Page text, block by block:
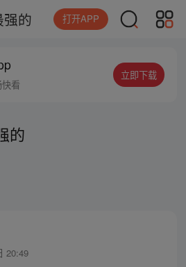
的 打开APP
看
立即下载
的
20:49